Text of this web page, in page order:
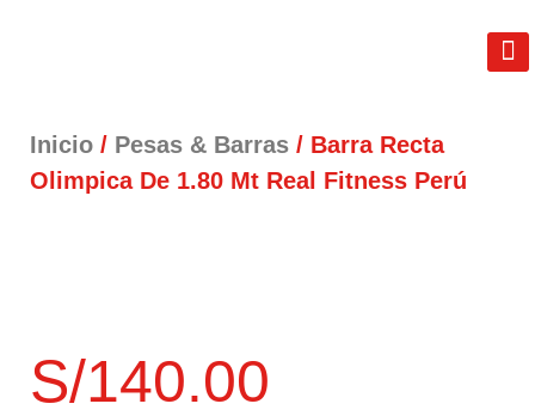
Inicio / Pesas & Barras / Barra Recta
Olimpica De 1.80 Mt Real Fitness Perú
S/140.00